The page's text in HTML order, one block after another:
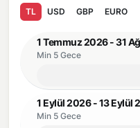
TL USD GBP EURO
1 Temmuz 2026 - 31
Min 5 Gece
1 Eylül 2026 - 13 Eylül
Min 5 Gece